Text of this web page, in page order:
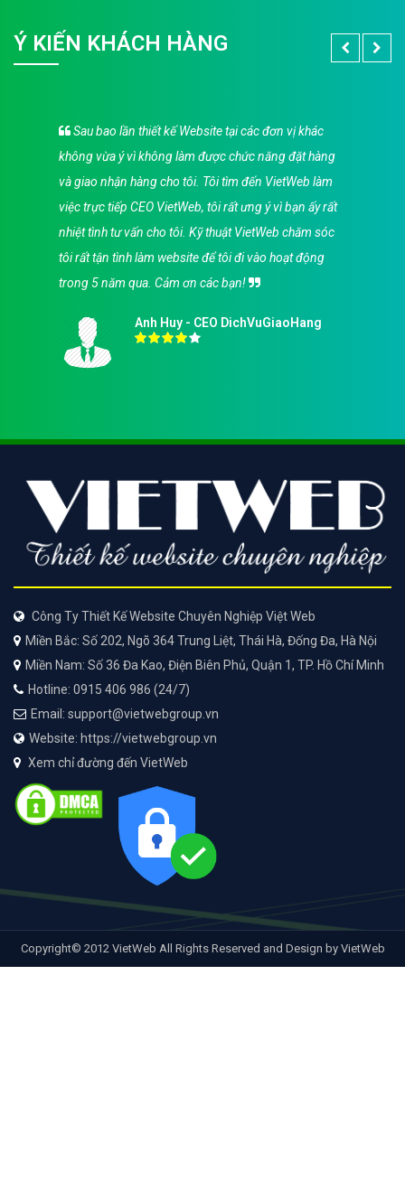
việc trực tiếp CEO VietWeb, tôi rất ưng ý vì bạn ấy rất
nhiệt tình tư vấn cho tôi. Kỹ thuật VietWeb chăm sóc
Anh Huy - CEO DichVuGiaoHang
Miền Nam: Số 36 Đa Kao, Điện Biên Phủ, Quận 1, TP. Hồ Chí Minh
Hotline: 0915 406 986 (24/7)
Email: support@vietwebgroup.vn
Copyright© 2012 VietWeb All Rights Reserved and Design by VietWeb